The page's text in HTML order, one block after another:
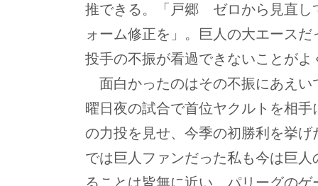
推できる。「戸郷 ゼロから見直
ォーム修正を」。巨人の大エース
投手の不振が看過できないことがよ
面白かったのはその不振にあえい
曜日夜の試合で首位ヤクルトを相手
の力投を見せ、今季の初勝利を挙げ
では巨人ファンだった私も今は巨
ることは皆無に近い。パリーグの